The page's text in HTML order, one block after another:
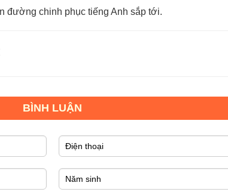
đường chinh phục tiếng Anh sắp tới.